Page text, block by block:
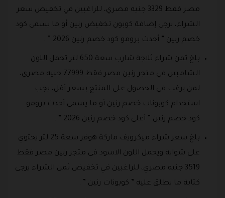
مصر فقط 3329 جنيه مصري، للراغبين في تخفيض سعر
الشراء، يرجى إضافة كوبون تخفيض رنين أو ما يسمى كود
خصم رنين ” أحدث برومو كود خصم رنين 2026 ” .
بلغ ثمن شراء ثلاجة شارب سعة 650 لتر تحمل اللون
الشامبين في متجر رنين مصر فقط 77999 جنيه مصري،
لمن يرغب في الحصول على المنتج بسعر أقل، يجب
استخدام كوبونات خصم رنين أو ما يسمى أحدث برومو
كود خصم رنين ” أعلى كود خصم رنين 2026 ” .
بلغ سعر شراء ميكرويف ماركة هوفر سعة 25 لتر يحتوي
على شواية ويحمل اللون الاسود في متجر رنين مصر فقط
3519 جنيه مصري، للراغبين في تخفيض ثمن الشراء يرجى
كتابة ما يطلق عليه ” كوبونات رنين ” .